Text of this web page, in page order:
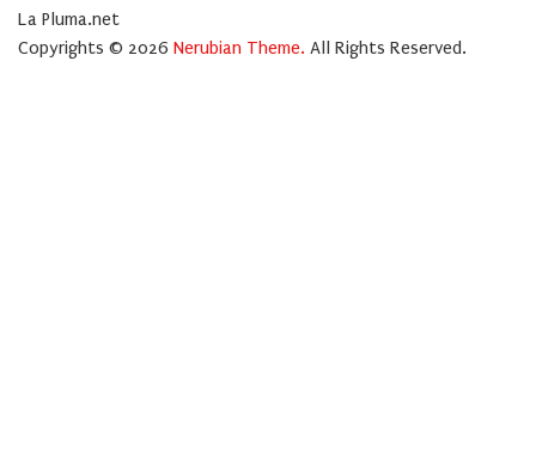
La Pluma.net
Copyrights © 2026 Nerubian Theme. All Rights Reserved.